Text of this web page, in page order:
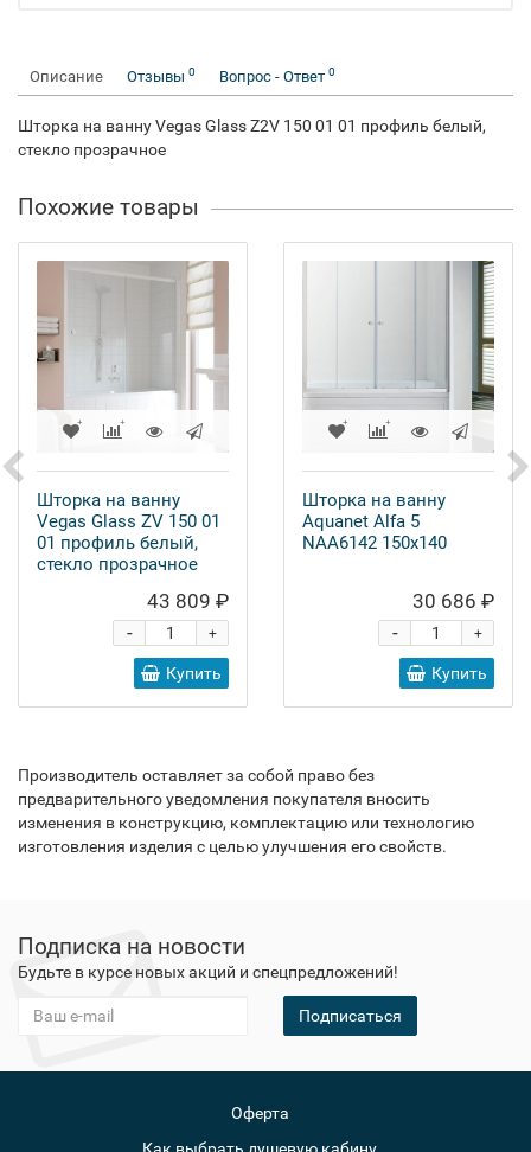
Описание Отзывы 0 Вопрос - Ответ 0
Шторка на ванну Vegas Glass Z2V 150 01 01 профиль белый,
стекло прозрачное
Похожие товары
Шторка на ванну
Vegas Glass ZV 150 01
01 профиль белый,
стекло прозрачное
43 809 ₽
+
-
Купить
Шторка на ванну
Aquanet Alfa 5
NAA6142 150x140
30 686 ₽
+
-
Купить
Производитель оставляет за собой право без
предварительного уведомления покупателя вносить
изменения в конструкцию, комплектацию или технологию
изготовления изделия с целью улучшения его свойств.
Подписка на новости
Будьте в курсе новых акций и спецпредложений!
Подписаться
Оферта